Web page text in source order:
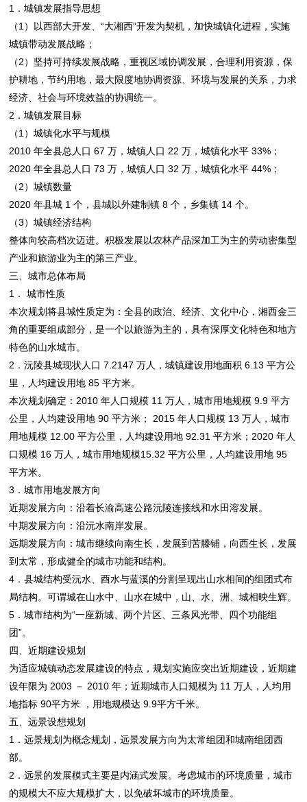
1．城镇发展指导思想
（1）以西部大开发、“大湘西”开发为契机，加快城镇化进程，实施
城镇带动发展战略；
（2）坚持可持续发展战略，重视区域协调发展，合理利用资源，保
护耕地，节约用地，最大限度地协调资源、环境与发展的关系，力求
经济、社会与环境效益的协调统一。
2．城镇发展目标
（1）城镇化水平与规模
2010 年全县总人口 67 万，城镇人口 22 万，城镇化水平 33%；
2020 年全县总人口 73 万，城镇人口 32 万，城镇化水平 44%；
（2）城镇数量
2020 年县城 1 个，县城以外建制镇 8 个，乡集镇 14 个。
（3）城镇经济结构
整体向较高档次迈进。积极发展以农林产品深加工为主的劳动密集型
产业和旅游业为主的第三产业。
三、城市总体布局
1． 城市性质
本次规划将县城性质定为：全县的政治、经济、文化中心，湘西金三
角的重要组成部分，是一个以旅游为主的，具有深厚文化特色和地方
特色的山水城市。
2．沅陵县城现状人口 7.2147 万人，城镇建设用地面积 6.13 平方公
里，人均建设用地 85 平方米。
本次规划确定：2010 年人口规模 11 万人，城市用地规模 9.9 平方
公里，人均建设用地 90 平方米； 2015 年人口规模 13 万人，城市
用地规模 12.00 平方公里，人均建设用地 92.31 平方米；2020 年人
口规模 16 万人，城市用地规模15.32 平方公里，人均建设用地 95
平方米。
3．城市用地发展方向
近期发展方向：沿着长渝高速公路沅陵连接线和水田溶发展。
中期发展方向：沿沅水南岸发展。
远期发展方向：城市继续向南生长，发展到苦滕铺，向西生长，发展
到太常，形成健全的城市功能和结构。
4．县城结构受沅水、酉水与蓝溪的分割呈现出山水相间的组团式布
局结构。可谓城在山水中、山水在城中，山、水、洲、城相映生辉。
5．城市结构为“一座新城、两个片区、三条风光带、四个功能组
团”。
四、近期建设规划
为适应城镇动态发展建设的特点，规划实施应突出近期建设，近期建
设年限为 2003 － 2010 年；近期城市人口规模为 11 万人，人均用
地指标 90平方米 ，用地规模达 9.9平方千米。
五、远景设想规划
1．远景规划为概念规划，远景发展方向为太常组团和城南组团西
部。
2．远景的发展模式主要是内涵式发展。考虑城市的环境质量，城市
的规模大不应大规模扩大，以免破坏城市的环境质量。